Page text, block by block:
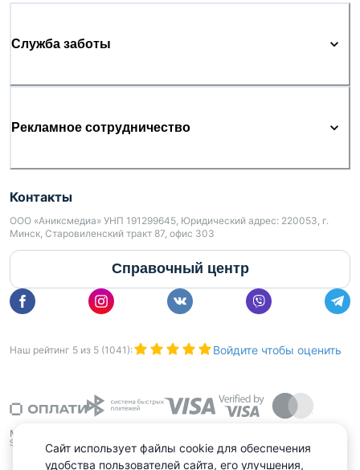
Служба заботы
Рекламное сотрудничество
Контакты
ООО «Аниксмедиа» УНП 191299645, Юридический адрес: 220053, г.
Минск, Старовиленский тракт 87, офис 303
Справочный центр
Наш рейтинг 5 из 5 (1041 ): Войдите чтобы оценить
Сайт использует файлы cookie для обеспечения
удобства пользователей сайта, его улучшения,